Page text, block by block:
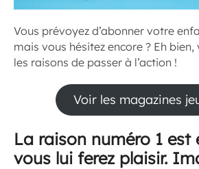
Vous prévoyez d’abonner votre
mais vous hésitez encore ? Eh
les raisons de passer à l’action !
Voir les magazines
La raison numéro 1 est
vous lui ferez plaisir.